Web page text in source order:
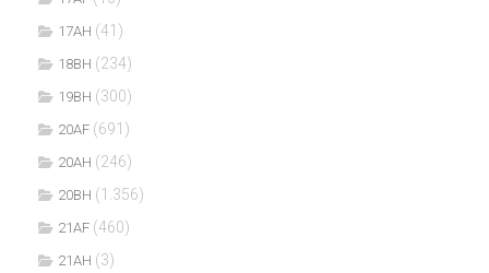
17AH (41)
18BH (234)
19BH (300)
20AF (691)
20AH (246)
20BH (1.356)
21AF (460)
21AH (3)